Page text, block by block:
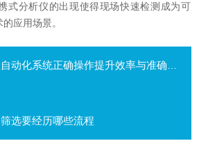
式分析仪的出现使得现场快速检测成为可
应用场景。
动化系统正确操作提升效率与准确性
选要经历哪些流程